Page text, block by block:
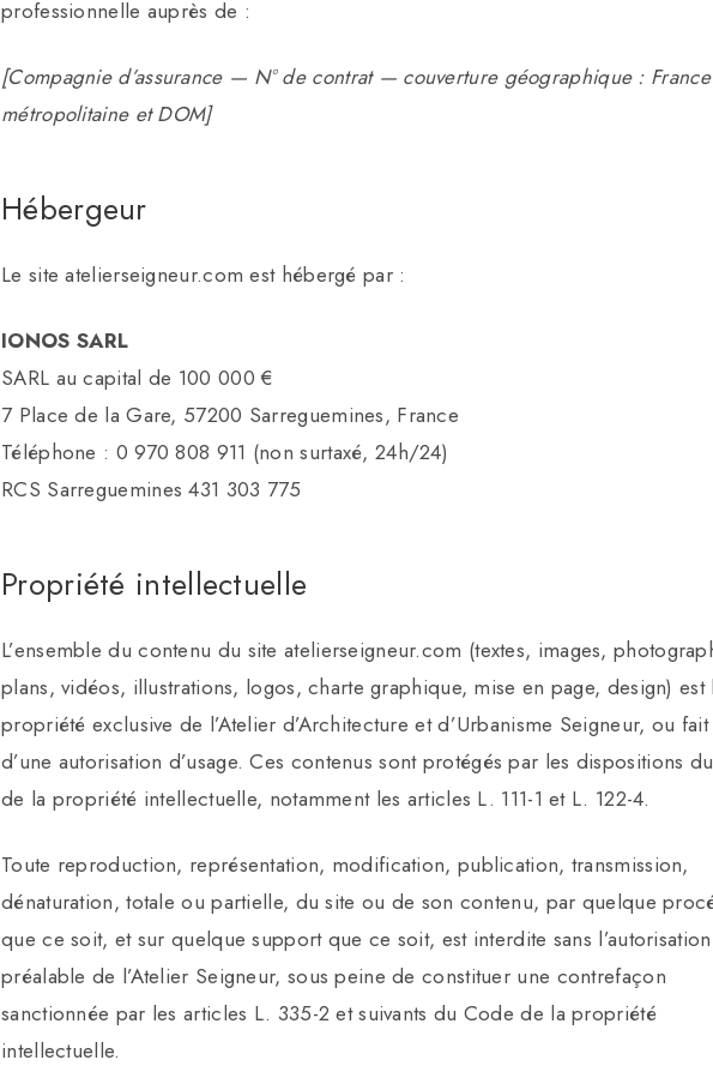
professionnelle auprès de :
[Compagnie d’assurance — N° de contrat — couverture géographique : France
métropolitaine et DOM]
Hébergeur
Le site atelierseigneur.com est hébergé par :
IONOS SARL
SARL au capital de 100 000 €
7 Place de la Gare, 57200 Sarreguemines, France
Téléphone : 0 970 808 911 (non surtaxé, 24h/24)
RCS Sarreguemines 431 303 775
Propriété intellectuelle
L’ensemble du contenu du site atelierseigneur.com (textes, images,
plans, vidéos, illustrations, logos, charte graphique, mise en page, design) est
propriété exclusive de l’Atelier d’Architecture et d’Urbanisme Seigneur, ou fait
d’une autorisation d’usage. Ces contenus sont protégés par les dispositions
de la propriété intellectuelle, notamment les articles L. 111-1 et L. 122-4.
Toute reproduction, représentation, modification, publication, transmission,
dénaturation, totale ou partielle, du site ou de son contenu, par quelque
que ce soit, et sur quelque support que ce soit, est interdite sans
préalable de l’Atelier Seigneur, sous peine de constituer une contrefaçon
sanctionnée par les articles L. 335-2 et suivants du Code de la propriété
intellectuelle.